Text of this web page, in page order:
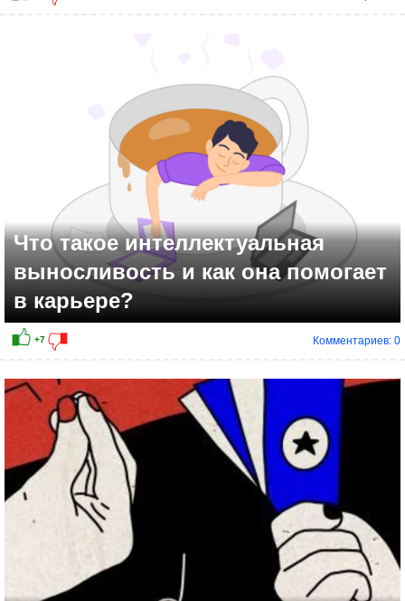
+4
Что такое интеллектуальная
выносливость и как она помогает
в карьере?
Комментариев: 0